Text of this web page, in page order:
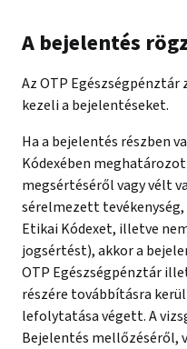
A bejelentés
Az OTP
kezeli a bejelentéseket.
Ha a bejelentés részben
Kódexében
megsértéséről vagy vélt
sérelmezett
Etikai Kódexet, illetve
jogsértést), akkor a
OTP Egészségpénztár
részére továbbításra
lefolytatása végett. A
Bejelentés mellőzéséről,